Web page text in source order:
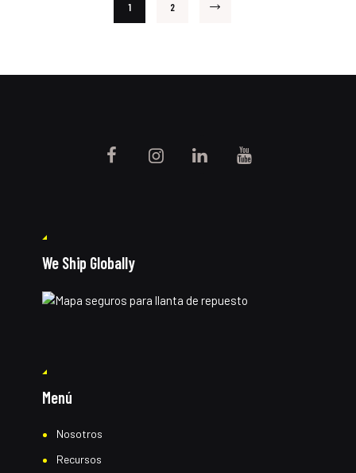
1 2
We Ship Globally
Menú
Nosotros
Recursos